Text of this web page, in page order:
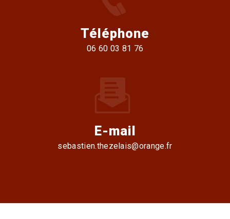
Téléphone
06 60 03 81 76
E-mail
sebastien.thezelais@orange.fr